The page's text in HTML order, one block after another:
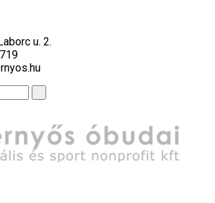
u. 2.